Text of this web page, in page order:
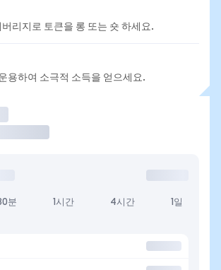
리지로 토큰을 롱 또는 숏 하세요.
용하여 소극적 소득을 얻으세요.
분 1시간 4시간 1일